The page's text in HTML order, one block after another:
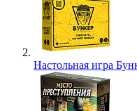
Настольная игра